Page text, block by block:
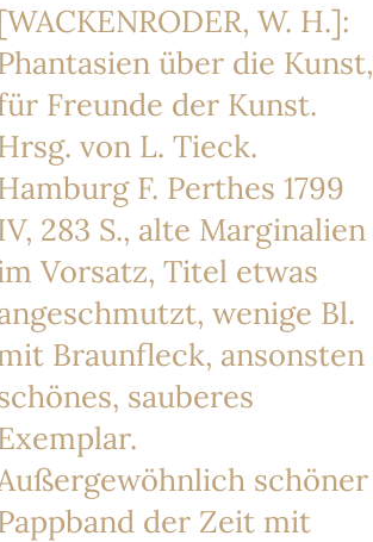
[WACKENRODER, W. H.]:
über die Kunst,
Freunde der Kunst.
von L. Tieck.
F. Perthes 1799
283 S., alte Marginalien
Vorsatz, Titel etwas
wenige Bl.
Braunfleck, ansonsten
sauberes
schöner
der Zeit mit